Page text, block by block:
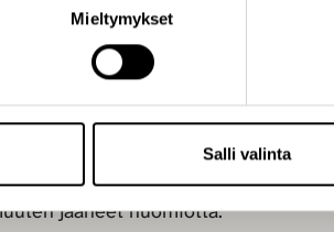
Mieltymykset
Salli valinta
Altistumista
Yhteisötaiteen etiikka -kirjassa
rakenteelliseen
ei kuitenkaan yleensä ole
osoittaa, miten
jääneet huomiotta.